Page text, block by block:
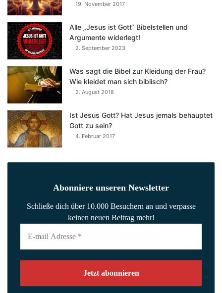
19. November 2017
Alle „Jesus ist Gott“ Bibelstellen und
Argumente widerlegt!
2. September 2023
Was sagt die Bibel zur Kleidung der Frau?
Wie kleidet man sich biblisch?
2. August 2018
Ist Jesus Gott? Hat Jesus jemals behauptet
Gott zu sein?
4. Februar 2017
Abonniere unseren Newsletter
Schließe dich über 10.000 Besuchern an und verpasse
keinen neuen Beitrag mehr!
E-
mail